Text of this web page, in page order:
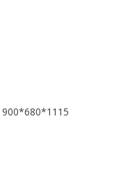
900*680*1115